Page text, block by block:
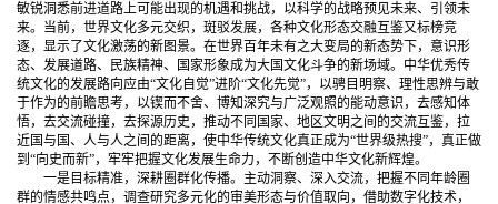
敏锐洞悉前进道路上可能出现的机遇和挑战，以科学的战略预见未来、引领未
来。当前，世界文化多元交织，斑驳发展，各种文化形态交融互鉴又标榜竞
逐，显示了文化激荡的新图景。在世界百年未有之大变局的新态势下，意识形
态、发展道路、民族精神、国家形象成为大国文化斗争的新场域。中华优秀传
统文化的发展路向应由“文化自觉”进阶“文化先觉”，以骋目明察、理性思辨与敢
于作为的前瞻思考，以锲而不舍、博知深究与广泛观照的能动意识，去感知体
悟，去交流碰撞，去探源历史，推动不同国家、地区文明之间的交流互鉴，拉
近国与国、人与人之间的距离，使中华传统文化真正成为“世界级热搜”，真正做
到“向史而新”，牢牢把握文化发展生命力，不断创造中华文化新辉煌。
一是目标精准，深耕圈群化传播。主动洞察、深入交流，把握不同年龄圈
群的情感共鸣点，调查研究多元化的审美形态与价值取向，借助数字化技术，